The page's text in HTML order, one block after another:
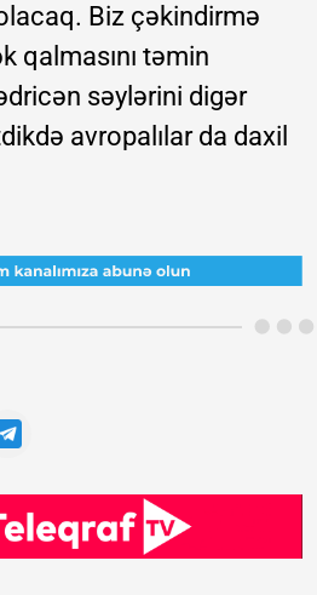
Biz çəkindirmə
qalmasını təmin
səylərini digər
avropalılar da daxil